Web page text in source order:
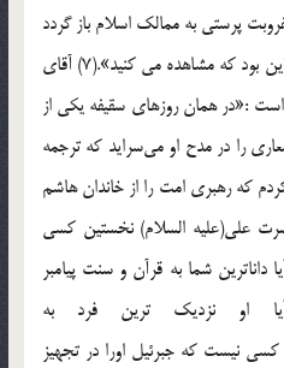
پرستي به ممالك اسلام باز گردد
و اسلام محو ونابودشود وضع ما غير اين بود كه مشاهده مي كنيد».(7) آقاي
:«در همان روزهاي سقيفه يكي از
را در مدح او مي‌سرايد كه ترجمه
كه رهبري امت را از خاندان هاشم
علي(عليه السلام) نخستين كسي
داناترين شما به قرآن و سنت پيامبر
آيا او نزديك ترين فرد به
كسي نيست كه جبرئيل اورا در تجهيز